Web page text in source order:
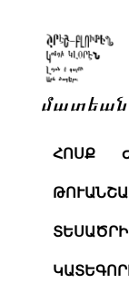
ՀՈՍՔ